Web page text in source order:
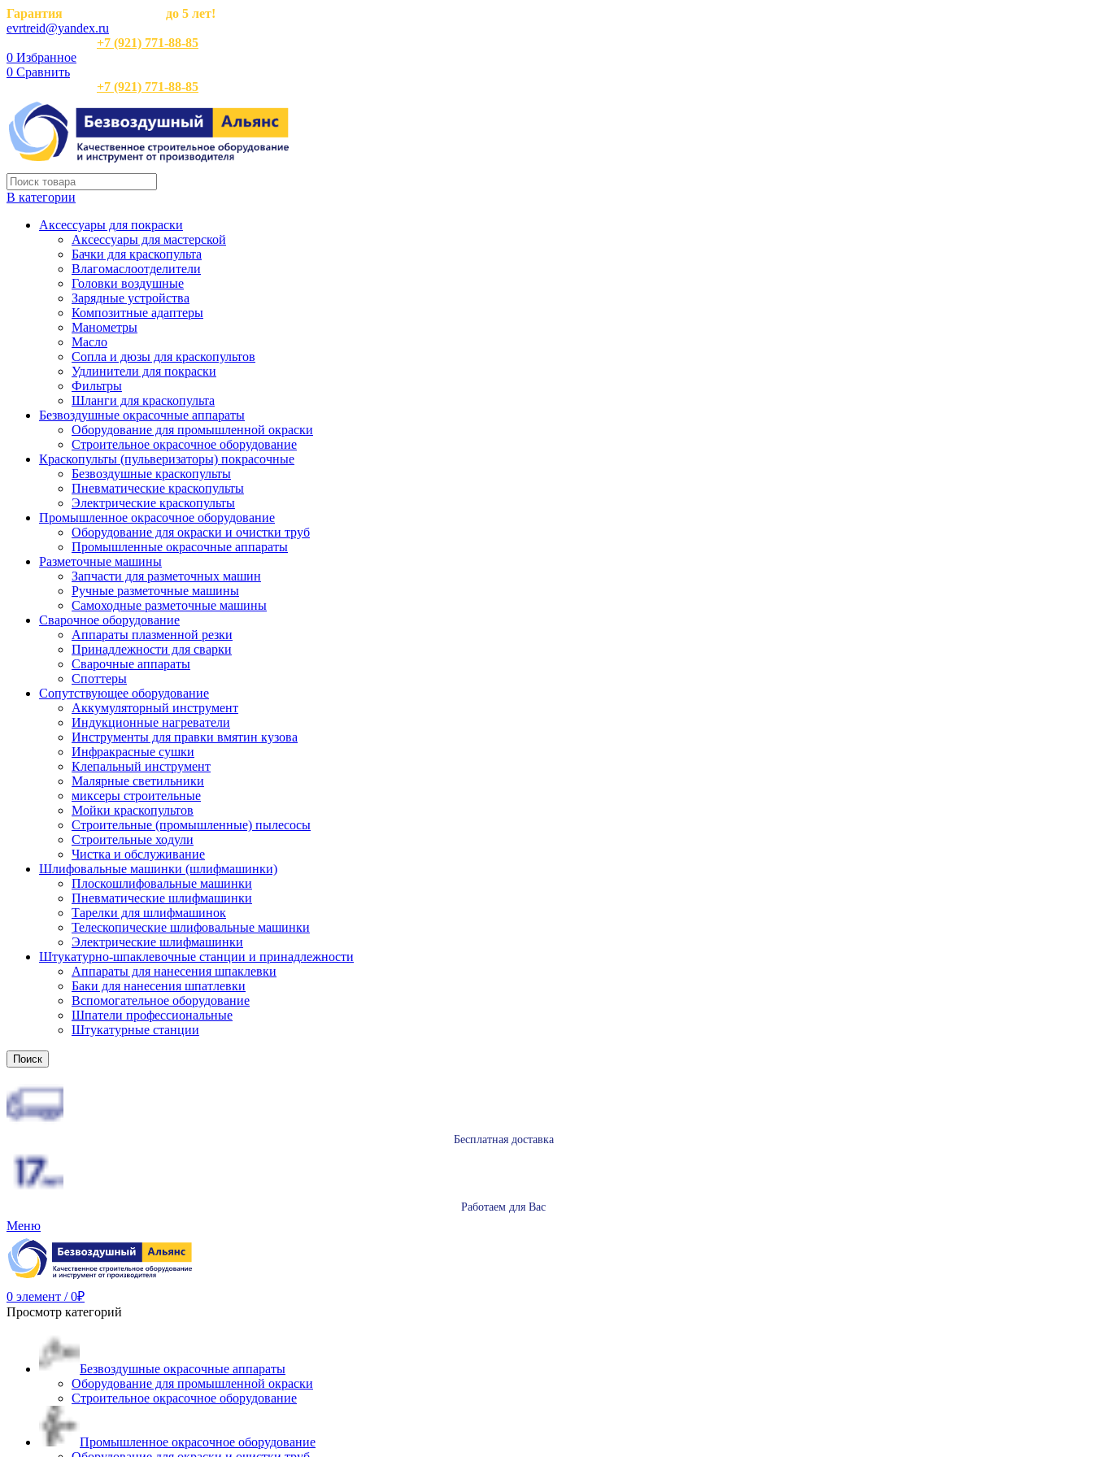
Гарантия
до 5 лет!
evrtreid@yandex.ru
+7 (921) 771-88-85
0 Избранное
0 Сравнить
+7 (921) 771-88-85
В категории
Аксессуары для покраски
Аксессуары для мастерской
Бачки для краскопульта
Влагомаслоотделители
Головки воздушные
Зарядные устройства
Композитные адаптеры
Манометры
Масло
Сопла и дюзы для краскопультов
Удлинители для покраски
Фильтры
Шланги для краскопульта
Безвоздушные окрасочные аппараты
Оборудование для промышленной окраски
Строительное окрасочное оборудование
Краскопульты (пульверизаторы) покрасочные
Безвоздушные краскопульты
Пневматические краскопульты
Электрические краскопульты
Промышленное окрасочное оборудование
Оборудование для окраски и очистки труб
Промышленные окрасочные аппараты
Разметочные машины
Запчасти для разметочных машин
Ручные разметочные машины
Самоходные разметочные машины
Сварочное оборудование
Аппараты плазменной резки
Принадлежности для сварки
Сварочные аппараты
Споттеры
Сопутствующее оборудование
Аккумуляторный инструмент
Индукционные нагреватели
Инструменты для правки вмятин кузова
Инфракрасные сушки
Клепальный инструмент
Малярные светильники
миксеры строительные
Мойки краскопультов
Строительные (промышленные) пылесосы
Строительные ходули
Чистка и обслуживание
Шлифовальные машинки (шлифмашинки)
Плоскошлифовальные машинки
Пневматические шлифмашинки
Тарелки для шлифмашинок
Телескопические шлифовальные машинки
Электрические шлифмашинки
Штукатурно-шпаклевочные станции и принадлежности
Аппараты для нанесения шпаклевки
Баки для нанесения шпатлевки
Вспомогательное оборудование
Шпатели профессиональные
Штукатурные станции
Поиск
Бесплатная доставка
Работаем для Вас
Меню
0 элемент / 0₽
Просмотр категорий
Безвоздушные окрасочные аппараты
Оборудование для промышленной окраски
Строительное окрасочное оборудование
Промышленное окрасочное оборудование